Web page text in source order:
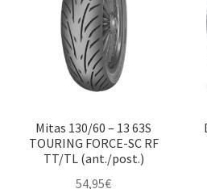
Mitas 130/60 – 13 63S
TOURING FORCE-SC RF
TT/TL (ant./post.)
54,95€